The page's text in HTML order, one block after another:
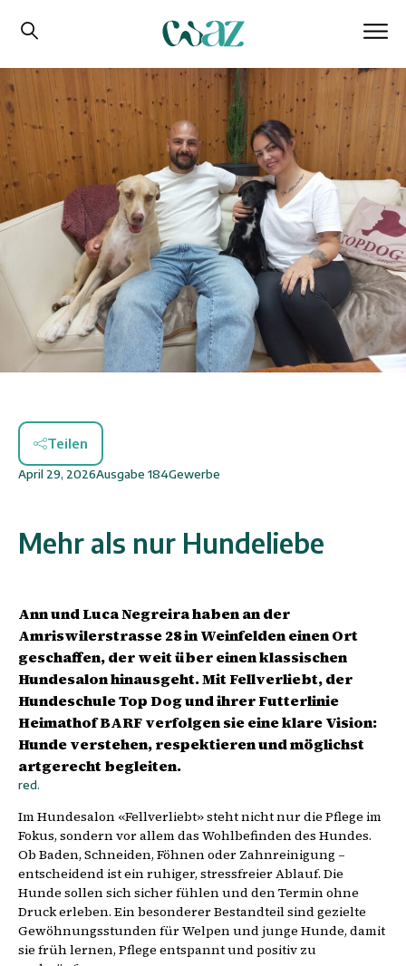
Teilen
April 29, 2026Ausgabe 184Gewerbe
Mehr als nur Hundeliebe
Ann und Luca Negreira haben an der
Amriswilerstrasse 28 in Weinfelden einen Ort
geschaffen, der weit über einen klassischen
Hundesalon hinausgeht. Mit Fellverliebt, der
Hundeschule Top Dog und ihrer Futterlinie
Heimathof BARF verfolgen sie eine klare Vision:
Hunde verstehen, respektieren und möglichst
artgerecht begleiten.
red.
Im Hundesalon «Fellverliebt» steht nicht nur die Pflege im
Fokus, sondern vor allem das Wohlbefinden des Hundes.
Ob Baden, Schneiden, Föhnen oder Zahnreinigung –
entscheidend ist ein ruhiger, stressfreier Ablauf. Die
Hunde sollen sich sicher fühlen und den Termin ohne
Druck erleben. Ein besonderer Bestandteil sind gezielte
Gewöhnungsstunden für Welpen und junge Hunde, damit
sie früh lernen, Pflege entspannt und positiv zu